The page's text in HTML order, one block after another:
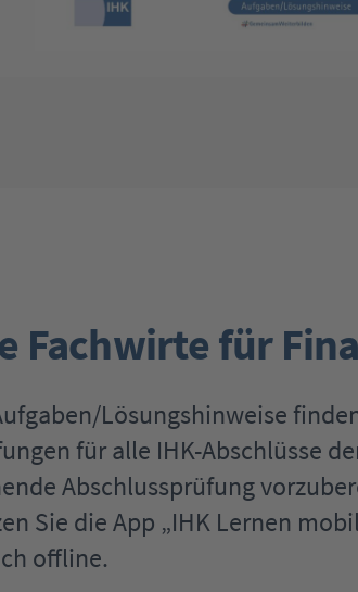
Fachwirte für
Lösungshinweise
für alle IHK-Abschlüsse
Abschlussprüfung
Sie die App „IHK Lernen
offline.